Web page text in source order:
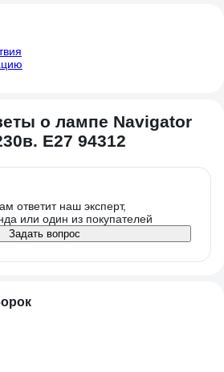
о лампе Navigator
Е27 94312
ответит наш эксперт,
или один из покупателей
Задать вопрос